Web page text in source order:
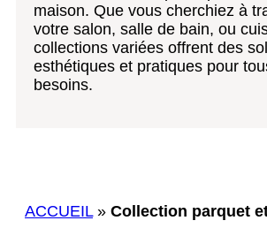
maison. Que vous cherchiez à
votre salon, salle de bain, ou
collections variées offrent des
esthétiques et pratiques pour
besoins.
ACCUEIL» Collection parquet